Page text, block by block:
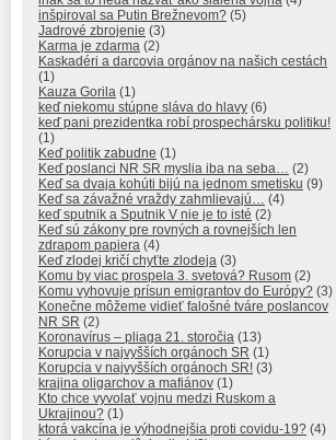
inšpiroval sa Putin Brežnevom? (5)
Jadrové zbrojenie (3)
Karma je zdarma (2)
Kaskadéri a darcovia orgánov na našich cestách
(1)
Kauza Gorila (1)
keď niekomu stúpne sláva do hlavy (6)
keď pani prezidentka robí prospechársku politiku!
(1)
Keď politik zabudne (1)
Keď poslanci NR SR myslia iba na seba… (2)
Keď sa dvaja kohúti bijú na jednom smetisku (9)
Keď sa závažné vraždy zahmlievajú… (4)
keď sputnik a Sputnik V nie je to isté (2)
Keď sú zákony pre rovných a rovnejších len
zdrapom papiera (4)
Keď zlodej kričí chyťte zlodeja (3)
Komu by viac prospela 3. svetová? Rusom (2)
Komu vyhovuje prísun emigrantov do Európy? (3)
Konečne môžeme vidieť falošné tváre poslancov
NR SR (2)
Koronavírus – pliaga 21. storočia (13)
Korupcia v najvyšších orgánoch SR (1)
Korupcia v najvyšších orgánoch SR! (3)
krajina oligarchov a mafiánov (1)
Kto chce vyvolať vojnu medzi Ruskom a
Ukrajinou? (1)
ktorá vakcína je výhodnejšia proti covidu-19? (4)